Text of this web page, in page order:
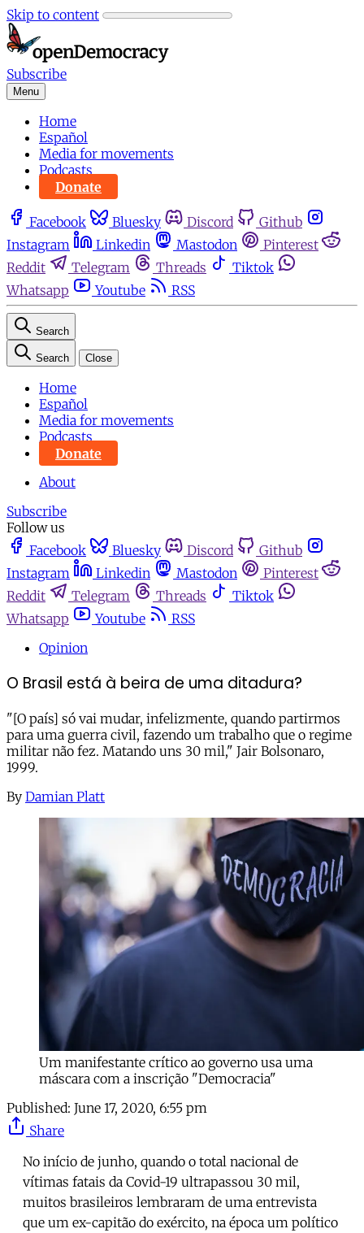
Skip to content
Subscribe
Menu
Home
Español
Media for movements
Podcasts
Donate
Facebook Bluesky Discord
Github
Instagram
Linkedin Mastodon
Pinterest
Reddit
Telegram Threads
Tiktok
Whatsapp
Youtube RSS
Search
Search Close
Home
Español
Media for movements
Podcasts
Donate
About
Subscribe
Follow us
Facebook
Bluesky Discord
Github
Instagram
Linkedin Mastodon
Pinterest
Reddit
Telegram Threads
Tiktok
Whatsapp
Youtube
RSS
Opinion
O Brasil está à beira de uma ditadura?
"[O país] só vai mudar, infelizmente, quando partirmos
para uma guerra civil, fazendo um trabalho que o regime
militar não fez. Matando uns 30 mil," Jair Bolsonaro,
1999.
By Damian Platt
Um manifestante crítico ao governo usa uma
máscara com a inscrição "Democracia"
Published: June 17, 2020, 6:55 pm
Share
No início de junho, quando o total nacional de
vítimas fatais da Covid-19 ultrapassou 30 mil,
muitos brasileiros lembraram de uma entrevista
que um ex-capitão do exército, na época um político